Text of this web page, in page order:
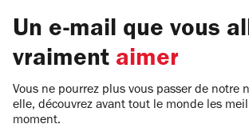
Un e-mail que vous
vraiment aimer
Vous ne pourrez plus vous passer de notre
elle, découvrez avant tout le monde les
moment.